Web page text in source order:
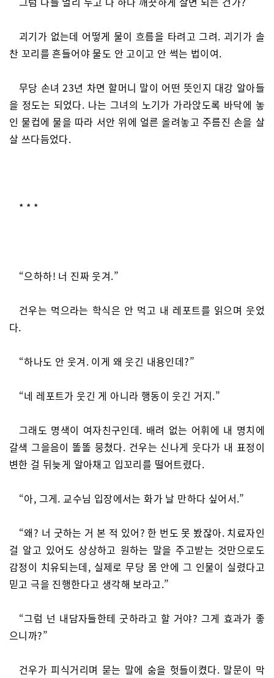
괴기가 없는데 어떻게 물이 흐름을 타려고 그려. 괴기가 솔
찬 꼬리를 흔들어야 물도 안 고이고 안 썩는 법이여.
무당 손녀 23년 차면 할머니 말이 어떤 뜻인지 대강 알아들
을 정도는 되었다. 나는 그녀의 노기가 가라앉도록 바닥에 놓
인 물컵에 물을 따라 서안 위에 얼른 올려놓고 주름진 손을 살
살 쓰다듬었다.
* * *
“으하하! 너 진짜 웃겨.”
건우는 먹으라는 학식은 안 먹고 내 레포트를 읽으며 웃었
다.
“하나도 안 웃겨. 이게 왜 웃긴 내용인데?”
“네 레포트가 웃긴 게 아니라 행동이 웃긴 거지.”
그래도 명색이 여자친구인데. 배려 없는 어휘에 내 명치에
갈색 그을음이 똘똘 뭉쳤다. 건우는 신나게 웃다가 내 표정이
변한 걸 뒤늦게 알아채고 입꼬리를 떨어트렸다.
“아, 그게. 교수님 입장에서는 화가 날 만하다 싶어서.”
“왜? 너 굿하는 거 본 적 있어? 한 번도 못 봤잖아. 치료자인
걸 알고 있어도 상상하고 원하는 말을 주고받는 것만으로도
감정이 치유되는데, 실제로 무당 몸 안에 그 인물이 실렸다고
믿고 극을 진행한다고 생각해 보라고.”
“그럼 넌 내담자들한테 굿하라고 할 거야? 그게 효과가 좋
으니까?”
건우가 피식거리며 묻는 말에 숨을 헛들이켰다. 말문이 막